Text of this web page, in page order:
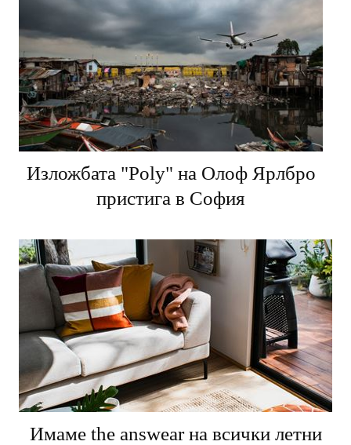
Изложбата "Poly" на Олоф Ярлбро
пристига в София
Имаме the answear на всички летни